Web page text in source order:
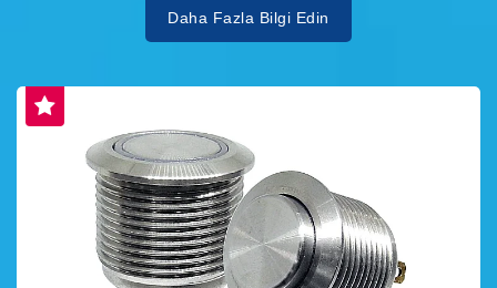
Daha Fazla Bilgi Edin